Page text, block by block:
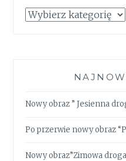
Kategorie
Nowy obraz ” Jesienna
Po przerwie nowy obraz
Nowy obraz”Zimowa